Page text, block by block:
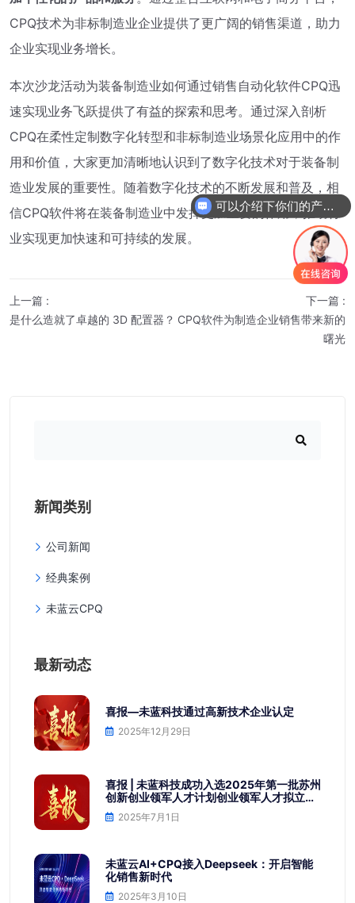
CPQ技术为非标制造业企业提供了更广阔的销售渠道，助力
企业实现业务增长。
本次沙龙活动为装备制造业如何通过销售自动化软件CPQ迅
速实现业务飞跃提供了有益的探索和思考。通过深入剖析
CPQ在柔性定制数字化转型和非标制造业场景化应用中的作
用和价值，大家更加清晰地认识到了数字化技术对于装备制
造业发展的重要性。随着数字化技术的不断发展和普及，相
信CPQ软件将在装备制造业中发挥更加重要的作用，推动行
业实现更加快速和可持续的发展。
上一篇 :
是什么造就了卓越的 3D 配置器？
下一篇 :
CPQ软件为制造企业销售带来新的
曙光
新闻类别
公司新闻
经典案例
未蓝云CPQ
最新动态
喜报—未蓝科技通过高新技术企业认定
2025年12月29日
喜报 | 未蓝科技成功入选2025年第一批苏州
创新创业领军人才计划创业领军人才拟立项
名单
2025年7月1日
未蓝云AI+CPQ接入Deepseek：开启智能
化销售新时代
2025年3月10日
可以介绍下你们的产品吗?